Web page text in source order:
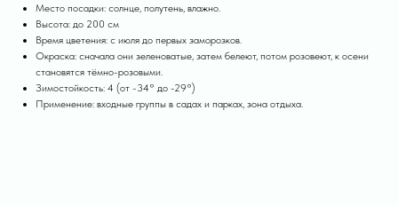
Место посадки: солнце, полутень, влажно.
Высота: до 200 см
Время цветения: с июля до первых заморозков.
Окраска: сначала они зеленоватые, затем белеют, потом розовеют, к осени
становятся тёмно-розовыми.
Зимостойкость: 4 (от -34° до -29°)
Применение: входные группы в садах и парках, зона отдыха.